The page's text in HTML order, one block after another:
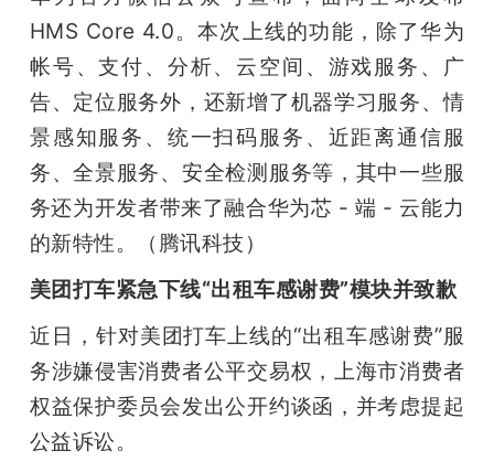
HMS Core 4.0。本次上线的功能，除了华为
帐号、支付、分析、云空间、游戏服务、广
告、定位服务外，还新增了机器学习服务、情
景感知服务、统一扫码服务、近距离通信服
务、全景服务、安全检测服务等，其中一些服
务还为开发者带来了融合华为芯 - 端 - 云能力
的新特性。（腾讯科技）
美团打车紧急下线“出租车感谢费”模块并致歉
近日，针对美团打车上线的“出租车感谢费”服
务涉嫌侵害消费者公平交易权，上海市消费者
权益保护委员会发出公开约谈函，并考虑提起
公益诉讼。